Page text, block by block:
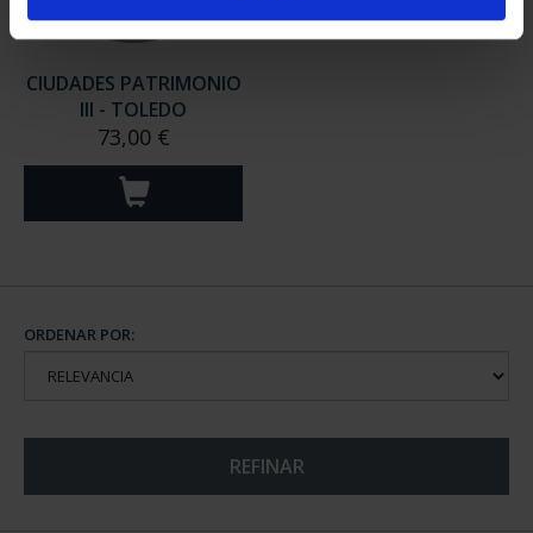
CIUDADES PATRIMONIO
III - TOLEDO
73,00 €
ORDENAR POR:
REFINAR